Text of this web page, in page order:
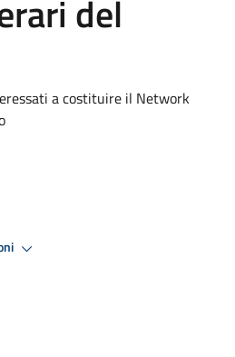
del
a costituire il Network